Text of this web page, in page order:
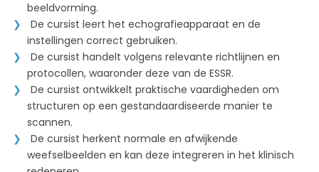
beeldvorming.
De cursist leert het echografieapparaat en de
instellingen correct gebruiken.
De cursist handelt volgens relevante richtlijnen en
protocollen, waaronder deze van de ESSR.
De cursist ontwikkelt praktische vaardigheden om
structuren op een gestandaardiseerde manier te
scannen.
De cursist herkent normale en afwijkende
weefselbeelden en kan deze integreren in het klinisch